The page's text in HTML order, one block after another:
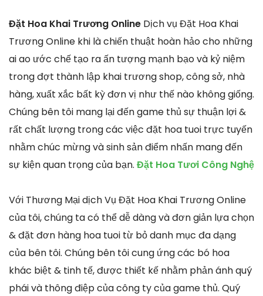
Đặt Hoa Khai Trương Online Dịch vụ Đặt Hoa Khai
Trương Online khi là chiến thuật hoàn hảo cho những
ai ao ước chế tạo ra ấn tượng mạnh bạo và kỷ niệm
trong đợt thành lập khai trương shop, công sở, nhà
hàng, xuất xắc bất kỳ đơn vị như thế nào không giống.
Chúng bên tôi mang lại đến game thủ sự thuận lợi &
rất chất lượng trong các việc đặt hoa tuoi trực tuyến
nhằm chúc mừng và sinh sản điểm nhấn mang đến
sự kiện quan trọng của bạn. Đặt Hoa Tươi Công Nghệ
Với Thương Mại dịch Vụ Đặt Hoa Khai Trương Online
của tôi, chúng ta có thể dễ dàng và đơn giản lựa chọn
& đặt đơn hàng hoa tuoi từ bỏ danh mục đa dạng
của bên tôi. Chúng bên tôi cung ứng các bó hoa
khác biệt & tinh tế, được thiết kế nhằm phản ánh quý
phái và thông điệp của công ty của game thủ. Quý